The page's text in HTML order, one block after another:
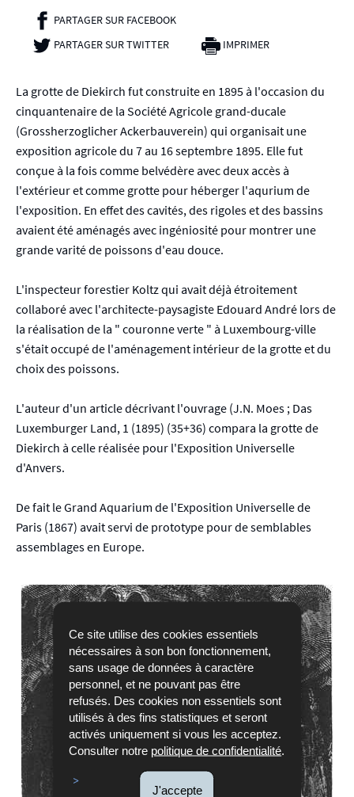
Ce site utilise des cookies essentiels
nécessaires à son bon fonctionnement,
sans usage de données à caractère
personnel, et ne pouvant pas être
refusés. Des cookies non essentiels sont
utilisés à des fins statistiques et seront
activés uniquement si vous les acceptez.
Consulter notre politique de confidentialité
J'accepte
PARTAGER SUR FACEBOOK- NOUVELLE FENÊTRE
PARTAGER SUR TWITTER- NOUVELLE FENÊTRE
IMPRIMER
La grotte de Diekirch fut construite en 1895 à l'occasion du
cinquantenaire de la Société Agricole grand-ducale
(Grossherzoglicher Ackerbauverein) qui organisait une
exposition agricole du 7 au 16 septembre 1895. Elle fut
conçue à la fois comme belvédère avec deux accès à
l'extérieur et comme grotte pour héberger l'aqurium de
l'exposition. En effet des cavités, des rigoles et des bassins
avaient été aménagés avec ingéniosité pour montrer une
grande varité de poissons d'eau douce.
L'inspecteur forestier Koltz qui avait déjà étroitement
collaboré avec l'architecte-paysagiste Edouard André lors de
la réalisation de la " couronne verte " à Luxembourg-ville
s'était occupé de l'aménagement intérieur de la grotte et du
choix des poissons.
L'auteur d'un article décrivant l'ouvrage (J.N. Moes ; Das
Luxemburger Land, 1 (1895) (35+36) compara la grotte de
Diekirch à celle réalisée pour l'Exposition Universelle
d'Anvers.
De fait le Grand Aquarium de l'Exposition Universelle de
Paris (1867) avait servi de prototype pour de semblables
assemblages en Europe.